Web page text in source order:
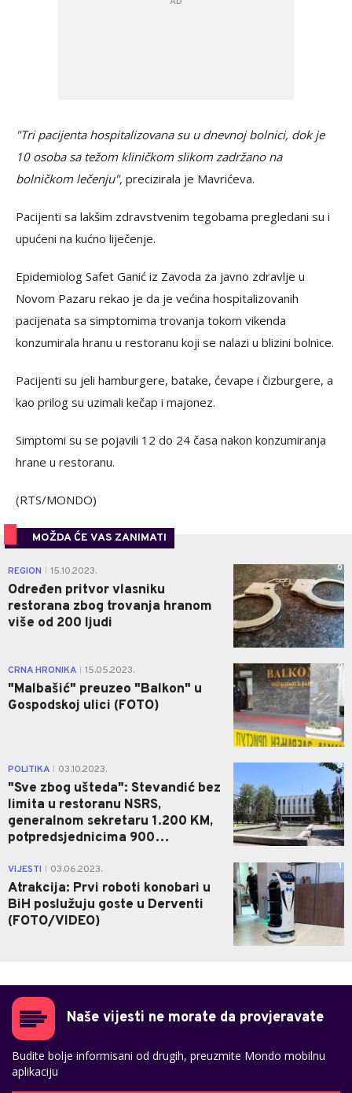
"Tri pacijenta hospitalizovana su u dnevnoj bolnici, dok je
10 osoba sa težom kliničkom slikom zadržano na
bolničkom lečenju", precizirala je Mavrićeva.
Pacijenti sa lakšim zdravstvenim tegobama pregledani su i
upućeni na kućno liječenje.
Epidemiolog Safet Ganić iz Zavoda za javno zdravlje u
Novom Pazaru rekao je da je većina hospitalizovanih
pacijenata sa simptomima trovanja tokom vikenda
konzumirala hranu u restoranu koji se nalazi u blizini bolnice.
Pacijenti su jeli hamburgere, batake, ćevape i čizburgere, a
kao prilog su uzimali kečap i majonez.
Simptomi su se pojavili 12 do 24 časa nakon konzumiranja
hrane u restoranu.
(RTS/MONDO)
MOŽDA ĆE VAS ZANIMATI
REGION 15.10.2023.
Određen pritvor vlasniku
restorana zbog trovanja hranom
više od 200 ljudi
0
CRNA HRONIKA 15.05.2023.
"Malbašić" preuzeo "Balkon" u
Gospodskoj ulici (FOTO)
3
POLITIKA 03.10.2023.
"Sve zbog ušteda": Stevandić bez
limita u restoranu NSRS,
generalnom sekretaru 1.200 KM,
potpredsjednicima 900…
0
VIJESTI 03.06.2023.
Atrakcija: Prvi roboti konobari u
BiH poslužuju goste u Derventi
(FOTO/VIDEO)
1
Naše vijesti ne morate da provjeravate
Budite bolje informisani od drugih, preuzmite Mondo mobilnu
aplikaciju